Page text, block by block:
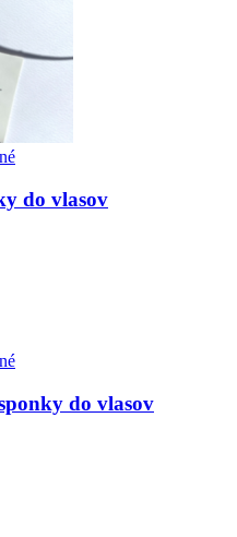
do vlasov
do vlasov